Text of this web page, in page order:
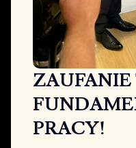
ZAUFANIE
PRACY!